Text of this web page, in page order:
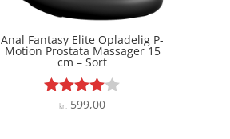
Anal Fantasy Elite Opladelig P-
Motion Prostata Massager 15
cm – Sort
Vurderet
kr. 599,00